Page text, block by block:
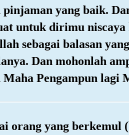
yang baik.
untuk dirimu niscaya
sebagai balasan
Dan mohonlah
Pengampun lagi
orang yang berkemul